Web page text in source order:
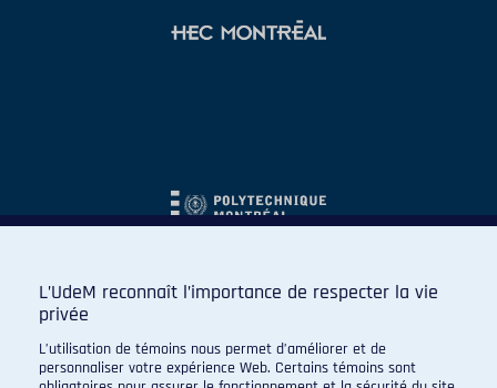
L’UdeM reconnaît l’importance de respecter la vie
privée
L’utilisation de témoins nous permet d’améliorer et de
personnaliser votre expérience Web. Certains témoins sont